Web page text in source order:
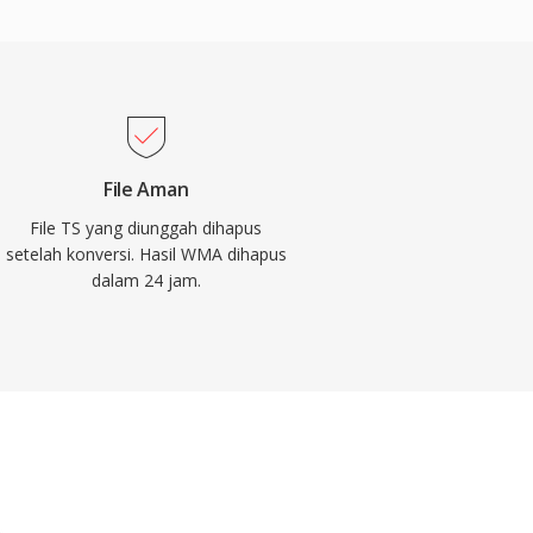
File Aman
File TS yang diunggah dihapus
setelah konversi. Hasil WMA dihapus
dalam 24 jam.